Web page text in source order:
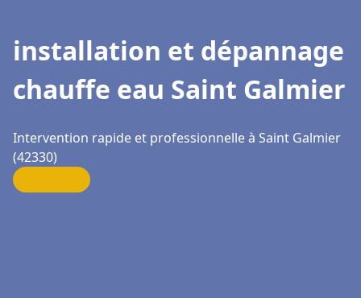
installation et dépannage
chauffe eau Saint Galmier
Intervention rapide et professionnelle à Saint Galmier
(42330)